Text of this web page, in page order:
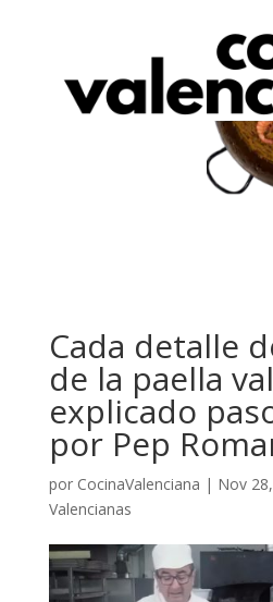
Cada detalle
de la paella
explicado
por Pep
por CocinaValenciana | Nov
Valencianas